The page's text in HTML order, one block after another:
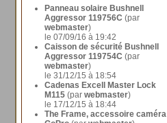
Panneau solaire Bushnell
Aggressor 119756C (par
webmaster)
le 07/09/16 à 19:42
Caisson de sécurité Bushnell
Aggressor 119754C (par
webmaster)
le 31/12/15 à 18:54
Cadenas Excell Master Lock
M115 (par webmaster)
le 17/12/15 à 18:44
The Frame, accessoire caméra